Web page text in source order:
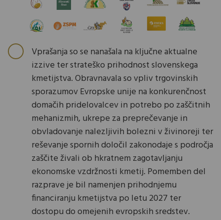
Vprašanja so se nanašala na ključne aktualne
izzive ter strateško prihodnost slovenskega
kmetijstva. Obravnavala so vpliv trgovinskih
sporazumov Evropske unije na konkurenčnost
domačih pridelovalcev in potrebo po zaščitnih
mehanizmih, ukrepe za preprečevanje in
obvladovanje nalezljivih bolezni v živinoreji ter
reševanje spornih določil zakonodaje s področja
zaščite živali ob hkratnem zagotavljanju
ekonomske vzdržnosti kmetij. Pomemben del
razprave je bil namenjen prihodnjemu
financiranju kmetijstva po letu 2027 ter
dostopu do omejenih evropskih sredstev.